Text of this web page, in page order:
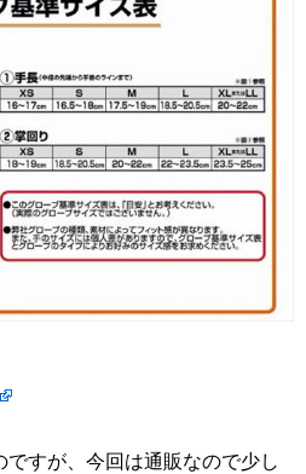
すが、今回は通販なので少し